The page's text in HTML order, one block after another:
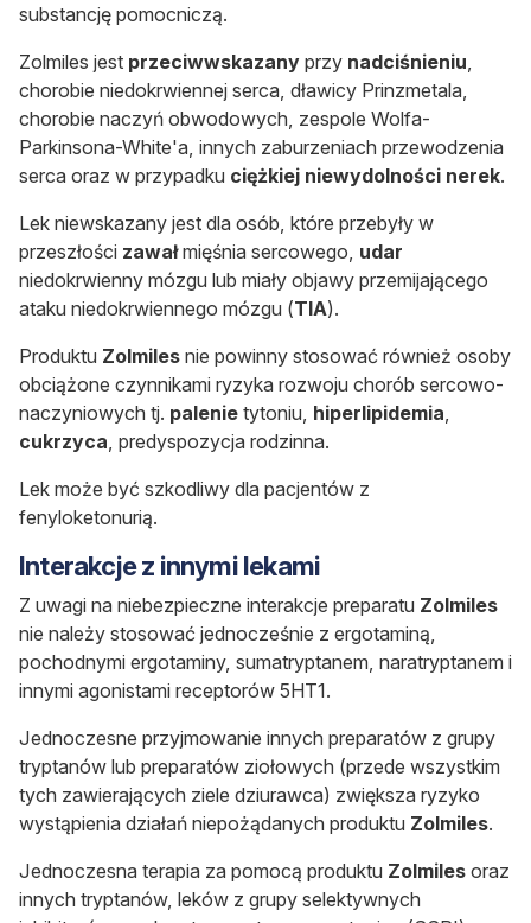
substancję pomocniczą.
Zolmiles jest przeciwwskazany przy nadciśnieniu,
chorobie niedokrwiennej serca, dławicy Prinzmetala,
chorobie naczyń obwodowych, zespole Wolfa-
Parkinsona-White'a, innych zaburzeniach przewodzenia
serca oraz w przypadku ciężkiej niewydolności nerek.
Lek niewskazany jest dla osób, które przebyły w
przeszłości zawałmięśnia sercowego, udar
niedokrwienny mózgu lub miały objawy przemijającego
ataku niedokrwiennego mózgu (TIA).
Produktu Zolmiles nie powinny stosować również osoby
obciążone czynnikami ryzyka rozwoju chorób sercowo-
naczyniowych tj. palenie tytoniu, hiperlipidemia,
cukrzyca, predyspozycja rodzinna.
Lek może być szkodliwy dla pacjentów z
fenyloketonurią.
Interakcje z innymi lekami
Z uwagi na niebezpieczne interakcje preparatu Zolmiles
nie należy stosować jednocześnie z ergotaminą,
pochodnymi ergotaminy, sumatryptanem, naratryptanem i
innymi agonistami receptorów 5HT1.
Jednoczesne przyjmowanie innych preparatów z grupy
tryptanów lub preparatów ziołowych (przede wszystkim
tych zawierających ziele dziurawca) zwiększa ryzyko
wystąpienia działań niepożądanych produktu Zolmiles.
Jednoczesna terapia za pomocą produktu Zolmiles oraz
innych tryptanów, leków z grupy selektywnych